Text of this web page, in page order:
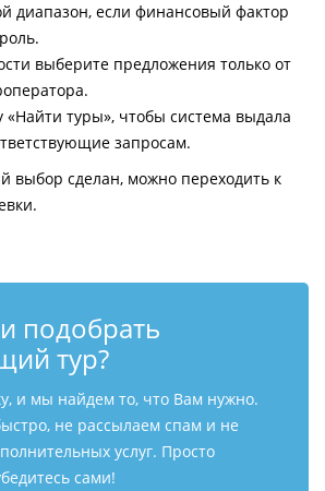
диапазон, если финансовый фактор
выберите предложения только от
«Найти туры», чтобы система выдала
запросам.
выбор сделан, можно переходить к
подобрать
тур?
и мы найдем то, что Вам нужно.
не рассылаем спам и не
услуг. Просто
сами!